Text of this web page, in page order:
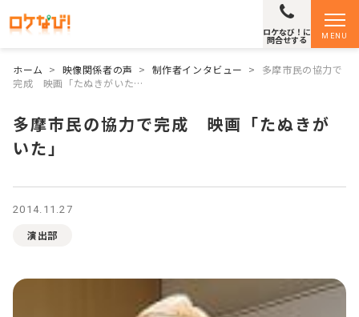
MENU
ロケなび！に
問合せする
ホーム > 映像関係者の声 > 制作者インタビュー >
多摩市民の協力で
完成 映画「たぬきがいた…
多摩市民の協力で完成 映画「たぬきが
いた」
2014.11.27
演出部